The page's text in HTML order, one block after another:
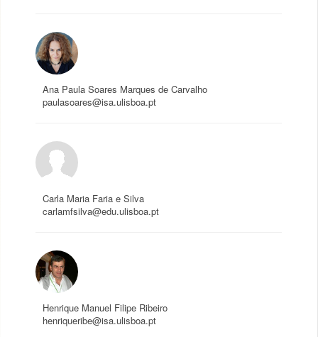
Ana Paula Soares Marques de Carvalho
paulasoares@isa.ulisboa.pt
Carla Maria Faria e Silva
carlamfsilva@edu.ulisboa.pt
Henrique Manuel Filipe Ribeiro
henriqueribe@isa.ulisboa.pt